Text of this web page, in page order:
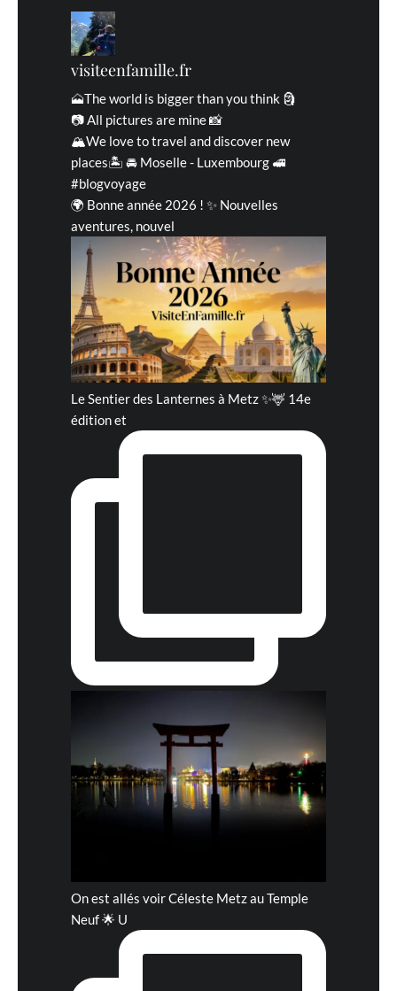
visiteenfamille.fr
🗻The world is bigger than you think 🗿
📷 All pictures are mine 📸
🏔We love to travel and discover new
places🏝 🚘 Moselle - Luxembourg 🚅
#blogvoyage
🌍 Bonne année 2026 ! ✨ Nouvelles
aventures, nouvel
Le Sentier des Lanternes à Metz ✨🦌 14e
édition et
On est allés voir Céleste Metz au Temple
Neuf 🌟 U